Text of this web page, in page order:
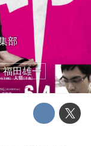
部
福田雄一